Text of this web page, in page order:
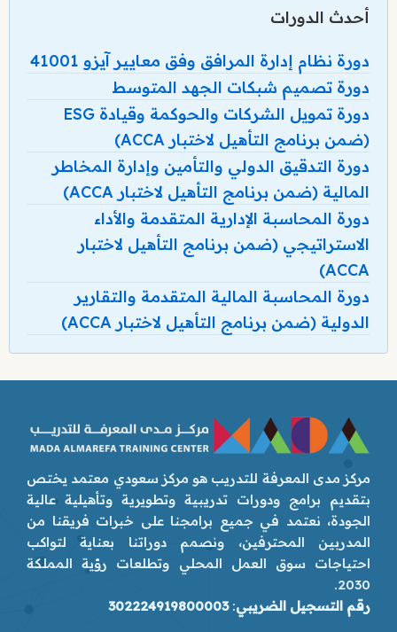
أحدث الدورات
دورة نظام إدارة المرافق وفق معايير آيزو 41001
دورة تصميم شبكات الجهد المتوسط
دورة تمويل الشركات والحوكمة وقيادة ESG
(ضمن برنامج التأهيل لاختبار ACCA)
دورة التدقيق الدولي والتأمين وإدارة المخاطر
المالية (ضمن برنامج التأهيل لاختبار ACCA)
دورة المحاسبة الإدارية المتقدمة والأداء
الاستراتيجي (ضمن برنامج التأهيل لاختبار
ACCA)
دورة المحاسبة المالية المتقدمة والتقارير
الدولية (ضمن برنامج التأهيل لاختبار ACCA)
مركز مدى المعرفة للتدريب هو مركز سعودي معتمد يختص
بتقديم برامج ودورات تدريبية وتطويرية وتأهيلية عالية
الجودة، نعتمد في جميع برامجنا على خبرات فريقنا من
المدربين المحترفين، ونصمم دوراتنا بعناية لتواكب
احتياجات سوق العمل المحلي وتطلعات رؤية المملكة
2030.
رقم التسجيل الضريبي:
302224919800003